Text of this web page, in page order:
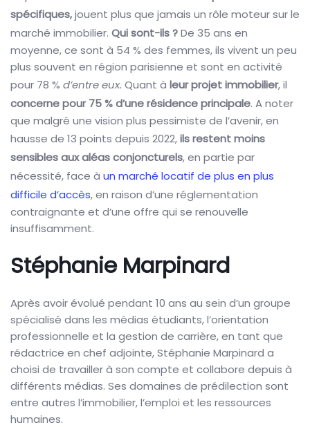
spécifiques,jouent plus que jamais un rôle moteur sur le
marché immobilier. Qui sont-ils ?De 35 ans en
moyenne, ce sont à 54 % des femmes, ils vivent un peu
plus souvent en région parisienne et sont en activité
pour 78 % d’entre eux. Quant à leur projet immobilier, il
concerne pour 75 % d’une résidence principale. A noter
que malgré une vision plus pessimiste de l’avenir, en
hausse de 13 points depuis 2022,ils restent moins
sensibles aux aléas conjoncturels, en partie par
nécessité, face à un marché locatif de plus en plus
difficile d’accès, en raison d’une réglementation
contraignante et d’une offre qui se renouvelle
insuffisamment.
Stéphanie Marpinard
Après avoir évolué pendant 10 ans au sein d’un groupe
spécialisé dans les médias étudiants, l’orientation
professionnelle et la gestion de carrière, en tant que
rédactrice en chef adjointe, Stéphanie Marpinard a
choisi de travailler à son compte et collabore depuis à
différents médias. Ses domaines de prédilection sont
entre autres l’immobilier, l’emploi et les ressources
humaines.